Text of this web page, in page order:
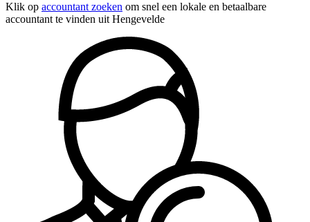
Klik op accountant zoeken om snel een lokale en betaalbare
accountant te vinden uit Hengevelde